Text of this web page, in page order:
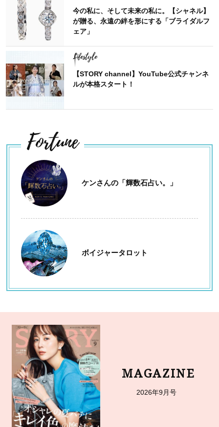
今の私に、そして未来の私に。【シャネル】
が贈る、永遠の絆を形にする「ブライダルフ
ェア」
Lifestyle
【STORY channel】YouTube公式チャンネ
ルが本格スタート！
Fortune
ケンさんの「輝数石占い。」
ボイジャータロット
MAGAZINE
2026年9月号